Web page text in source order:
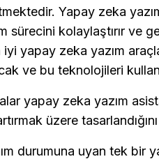
Yapay zeka
sürecini kolaylaştırır ve
iyi yapay zeka yazım
ve bu teknolojileri
yapay zeka yazım
üzere
durumuna uyan tek bir